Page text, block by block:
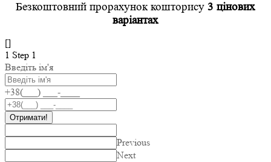
Безкоштовний прорахунок кошторису 3 цінових
варіантах
[]
1 Step 1
Введіть ім'я
+38(___) ___-____
Отримати!
Previous
Next